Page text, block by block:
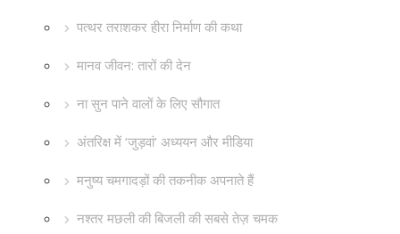
पत्थर तराशकर हीरा निर्माण की कथा
मानव जीवन: तारों की देन
ना सुन पाने वालों के लिए सौगात
अंतरिक्ष में ‘जुड़वां’ अध्ययन और मीडिया
मनुष्य चमगादड़ों की तकनीक अपनाते हैं
नश्तर मछली की बिजली की सबसे तेज़ चमक